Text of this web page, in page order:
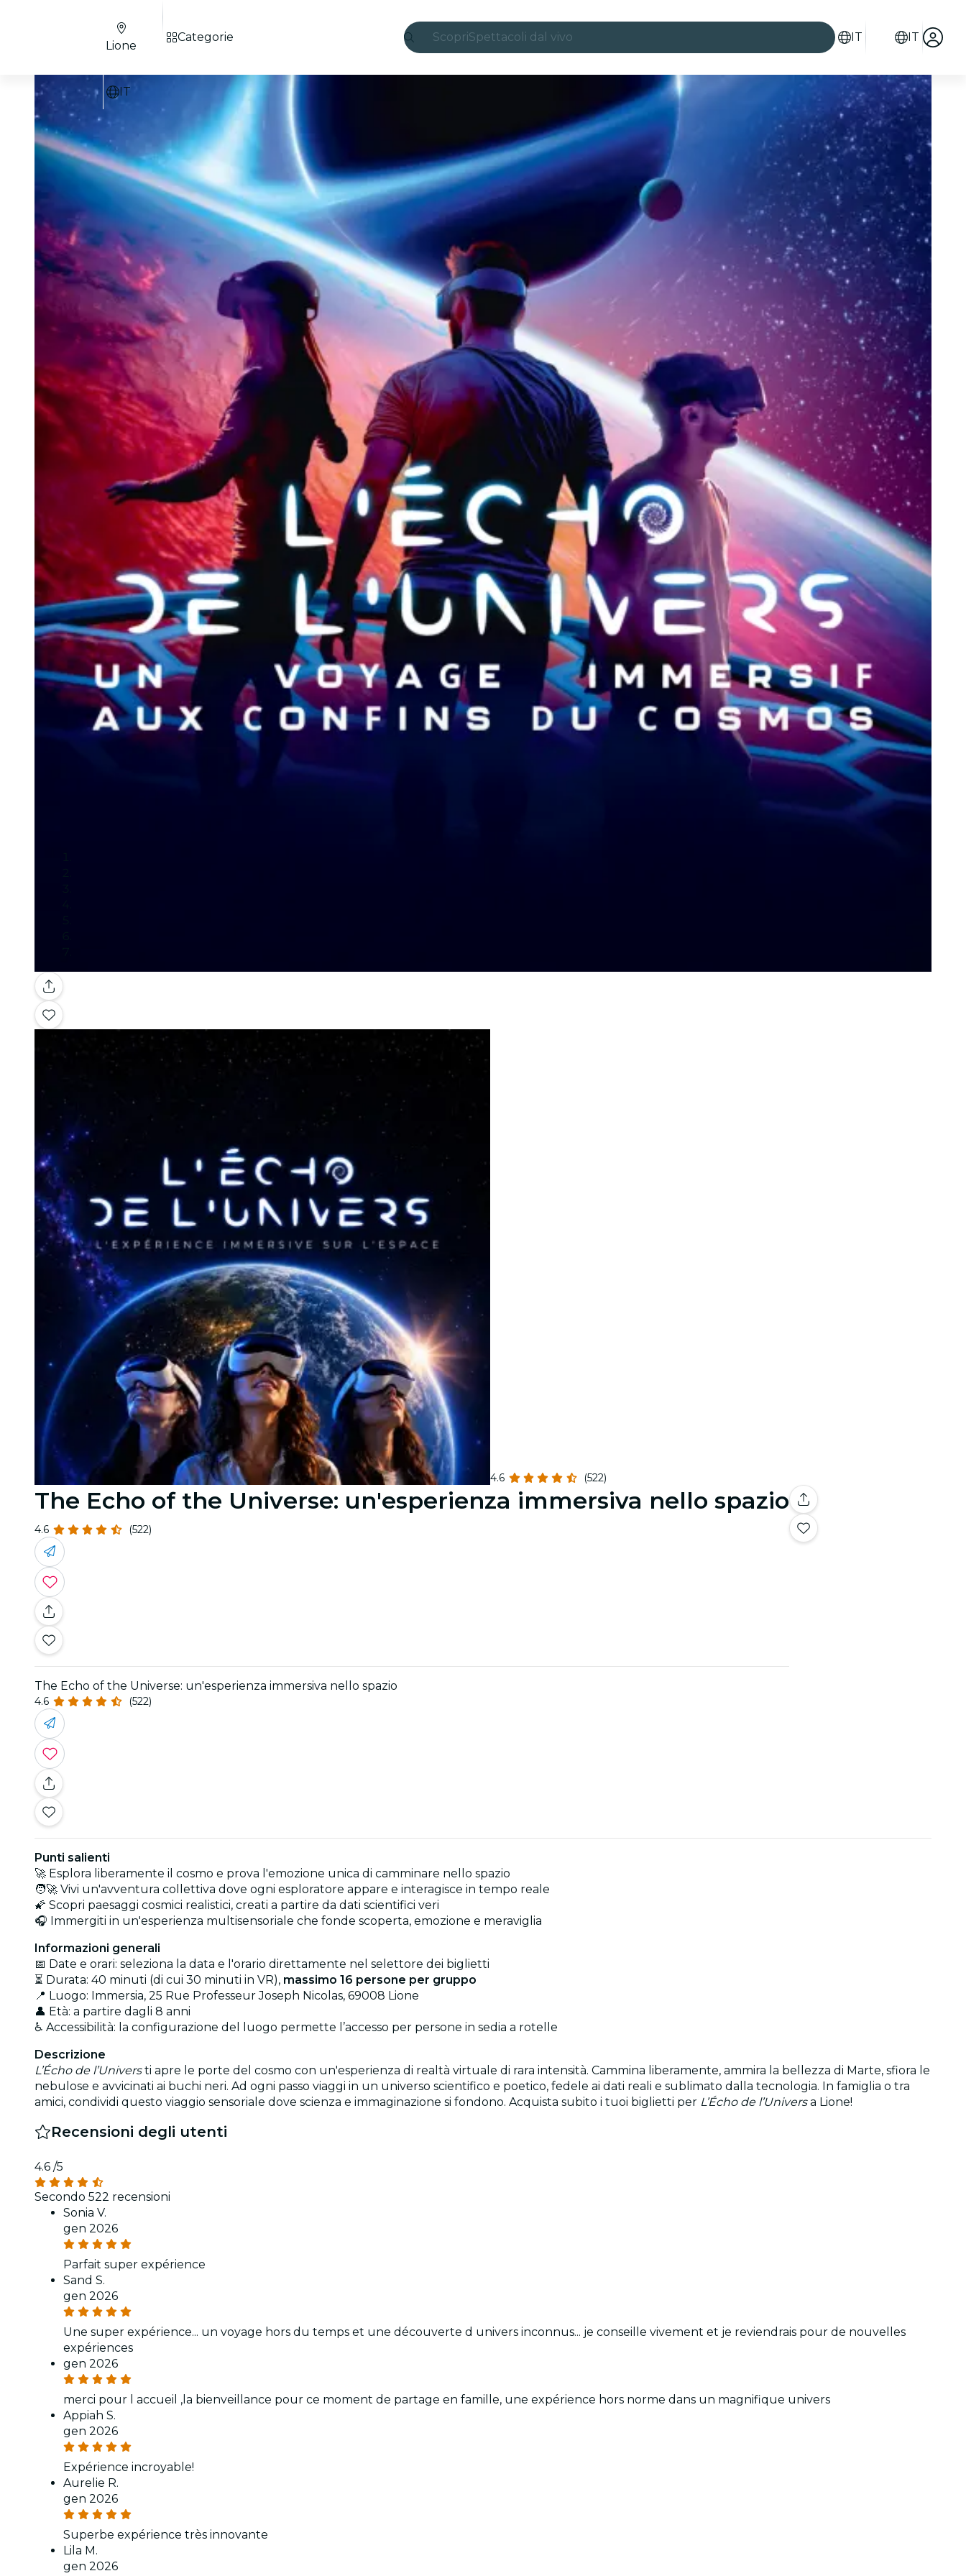
ScopriSpettacoli dal vivo
Esperienze e città
San Paolo
Mostre
Seoul
Tour città
Concerti
Ristoranti
Cinema
IT IT
Lione
IT
Categorie
Galleria
4.6 (522)
The Echo of the Universe: un'esperienza immersiva nello spazio
4.6 (522)
The Echo of the Universe: un'esperienza immersiva nello spazio
4.6 (522)
Punti salienti
🚀 Esplora liberamente il cosmo e prova l'emozione unica di camminare nello spazio
🧑‍🚀 Vivi un'avventura collettiva dove ogni esploratore appare e interagisce in tempo reale
🌠 Scopri paesaggi cosmici realistici, creati a partire da dati scientifici veri
🎧 Immergiti in un'esperienza multisensoriale che fonde scoperta, emozione e meraviglia
Informazioni generali
📅 Date e orari: seleziona la data e l'orario direttamente nel selettore dei biglietti
⏳ Durata: 40 minuti (di cui 30 minuti in VR), massimo 16 persone per gruppo
📍 Luogo: Immersia, 25 Rue Professeur Joseph Nicolas, 69008 Lione
👤 Età: a partire dagli 8 anni
♿ Accessibilità: la configurazione del luogo permette l’accesso per persone in sedia a rotelle
Descrizione
L’Écho de l’Universti apre le porte del cosmo con un'esperienza di realtà virtuale di rara intensità. Cammina liberamente, ammira la bellezza di Marte, sfiora le
nebulose e avvicinati ai buchi neri. Ad ogni passo viaggi in un universo scientifico e poetico, fedele ai dati reali e sublimato dalla tecnologia. In famiglia o tra
amici, condividi questo viaggio sensoriale dove scienza e immaginazione si fondono. Acquista subito i tuoi biglietti per L’Écho de l’Universa Lione!
Recensioni degli utenti
4.6 /5
Secondo 522 recensioni
Sonia V.
gen 2026
Parfait super expérience
Sand S.
gen 2026
Une super expérience... un voyage hors du temps et une découverte d univers inconnus... je conseille vivement et je reviendrais pour de nouvelles
expériences
gen 2026
merci pour l accueil ,la bienveillance pour ce moment de partage en famille, une expérience hors norme dans un magnifique univers
Appiah S.
gen 2026
Expérience incroyable!
Aurelie R.
gen 2026
Superbe expérience très innovante
Lila M.
gen 2026